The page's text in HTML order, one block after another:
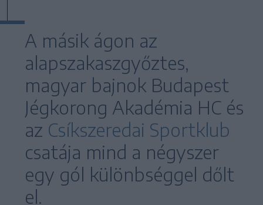
A másik ágon az
alapszakaszgyőztes,
magyar bajnok Budapest
Jégkorong Akadémia HC és
az Csíkszeredai Sportklub
csatája mind a négyszer
egy gól különbséggel dőlt
el.